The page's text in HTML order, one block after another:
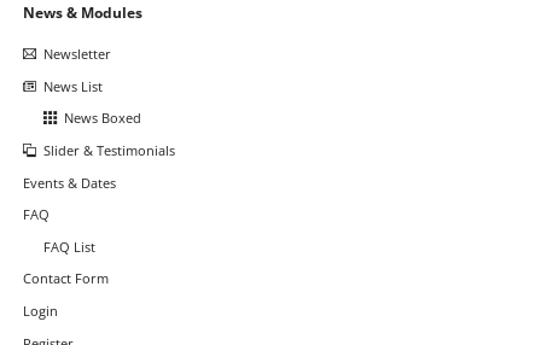
Navigation
News & Modules
Newsletter
News List
News Boxed
Slider & Testimonials
Events & Dates
FAQ
FAQ List
Contact Form
Login